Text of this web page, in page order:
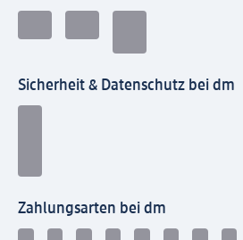
Sicherheit & Datenschutz bei dm
Zahlungsarten bei dm